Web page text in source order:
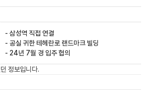
- 삼성역 직접 연결
- 공실 귀한 테헤란로 랜드마크 빌딩
- 24년 7월 경 입주 협의
정보입니다.